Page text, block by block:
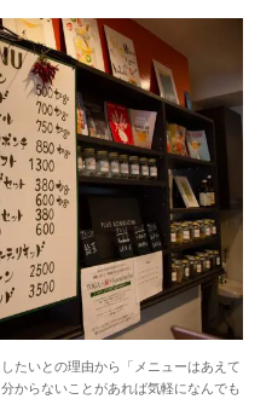
たいとの理由から「メニューはあえて
からないことがあれば気軽になんでも